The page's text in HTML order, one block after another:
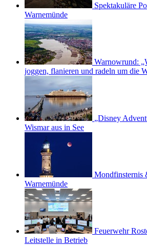
Spektakuläre
Warnemünde
Warnowrund:
joggen, flanieren und radeln um die
„Disney
Wismar aus in See
Mondfinsternis
Warnemünde
Feuerwehr
Leitstelle in Betrieb